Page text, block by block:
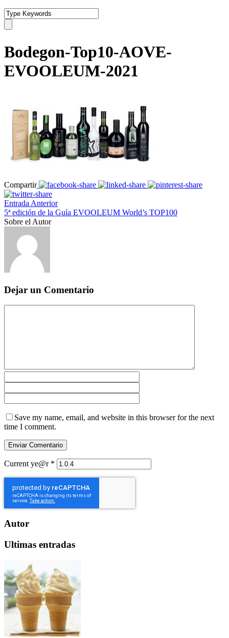
Bodegon-Top10-AOVE-
EVOOLEUM-2021
Compartir
Entrada Anterior
5ª edición de la Guía EVOOLEUM World’s TOP100
Sobre el Autor
Dejar un Comentario
Save my name, email, and website in this browser for the next
time I comment.
Current ye@r *
Autor
Ultimas entradas